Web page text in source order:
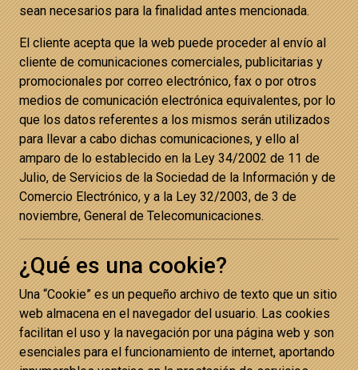
sean necesarios para la finalidad antes mencionada.
El cliente acepta que la web puede proceder al envío al
cliente de comunicaciones comerciales, publicitarias y
promocionales por correo electrónico, fax o por otros
medios de comunicación electrónica equivalentes, por lo
que los datos referentes a los mismos serán utilizados
para llevar a cabo dichas comunicaciones, y ello al
amparo de lo establecido en la Ley 34/2002 de 11 de
Julio, de Servicios de la Sociedad de la Información y de
Comercio Electrónico, y a la Ley 32/2003, de 3 de
noviembre, General de Telecomunicaciones.
¿Qué es una cookie?
Una “Cookie” es un pequeño archivo de texto que un sitio
web almacena en el navegador del usuario. Las cookies
facilitan el uso y la navegación por una página web y son
esenciales para el funcionamiento de internet, aportando